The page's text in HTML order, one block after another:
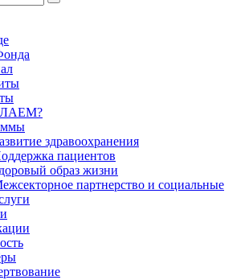
здравоохранения
пациентов
образ жизни
партнерство и социальные